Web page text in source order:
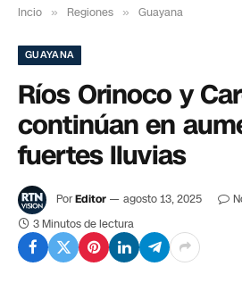
Incio » Regiones » Guayana
GUAYANA
Ríos Orinoco y
continúan en
fuertes lluvias
PorEditor agosto 13, 2025
3 Minutos de lectura